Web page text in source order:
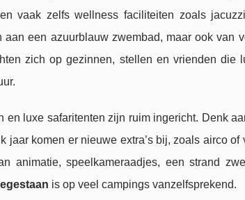
en vaak zelfs wellness faciliteiten zoals
aan een azuurblauw zwembad, maar ook van
zich op gezinnen, stellen en vrienden
en luxe safaritenten zijn ruim ingericht. Denk
jaar komen er nieuwe extra’s bij, zoals airco
animatie, speelkameraadjes, een strand
is op veel campings vanzelfsprekend.